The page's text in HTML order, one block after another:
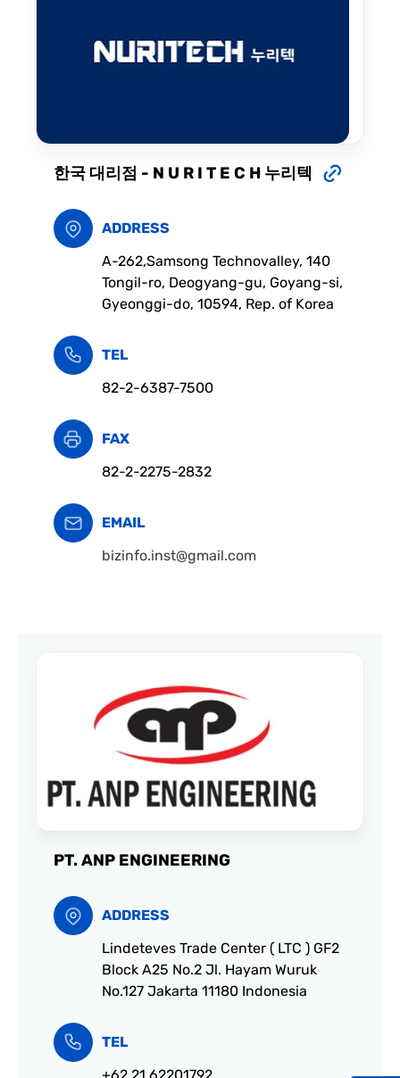
한국 대리점 - N U R I T E C H 누리텍
ADDRESS
A-262,Samsong Technovalley, 140
Tongil-ro, Deogyang-gu, Goyang-si,
Gyeonggi-do, 10594, Rep. of Korea
TEL
82-2-6387-7500
FAX
82-2-2275-2832
EMAIL
bizinfo.inst@gmail.com
PT. ANP ENGINEERING
ADDRESS
Lindeteves Trade Center ( LTC ) GF2
Block A25 No.2 Jl. Hayam Wuruk
No.127 Jakarta 11180 Indonesia
TEL